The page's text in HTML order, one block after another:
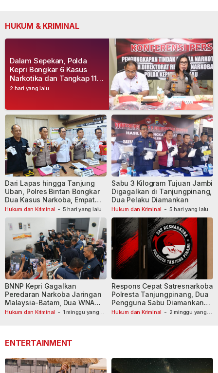
HUKUM & KRIMINAL
2 hari yang lalu
Dalam Sepekan, Polda
Kepri Bongkar 6 Kasus
Narkotika dan Tangkap 11
Tersangka
Hukum dan Kriminal - 5 hari yang lalu
Dari Lapas hingga Tanjung
Uban, Polres Bintan Bongkar
Dua Kasus Narkoba, Empat
Tersangka Dibekuk
Hukum dan Kriminal - 5 hari yang lalu
Sabu 3 Kilogram Tujuan Jambi
Digagalkan di Tanjungpinang,
Dua Pelaku Diamankan
Hukum dan Kriminal - 1 minggu yang
BNNP Kepri Gagalkan
Peredaran Narkoba Jaringan
Malaysia-Batam, Dua WNA
Masih Diburu
Hukum dan Kriminal - 2 minggu yang
Respons Cepat Satresnarkoba
Polresta Tanjungpinang, Dua
Pengguna Sabu Diamankan
Usai Dilaporkan ke Call Center
ENTERTAINMENT